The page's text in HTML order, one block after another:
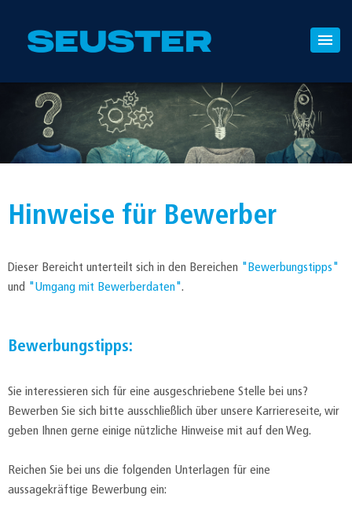
Hinweise für Bewerber
Dieser Bereicht unterteilt sich in den Bereichen "Bewerbungstipps"
und "Umgang mit Bewerberdaten".
Bewerbungstipps:
Sie interessieren sich für eine ausgeschriebene Stelle bei uns?
Bewerben Sie sich bitte ausschließlich über unsere Karriereseite, wir
geben Ihnen gerne einige nützliche Hinweise mit auf den Weg.
Reichen Sie bei uns die folgenden Unterlagen für eine
aussagekräftige Bewerbung ein: